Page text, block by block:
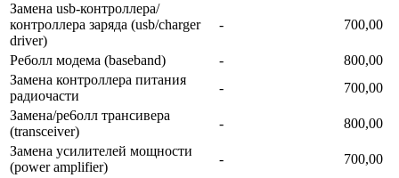
Замена usb-контроллерa/
контроллера заряда (usb/charger
driver)
- 700,00
Реболл модема (baseband) -
800,00
Замена контроллера питания
радиочасти
-
700,00
Замена/ре6олл трансивера
(transceiver)
-
800,00
Замена усилителей мощности
(power amplifier)
-
700,00